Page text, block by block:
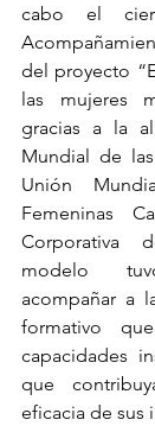
cabo el
del proyecto
las mujeres
gracias a la
Mundial de
Unión
Femeninas
Corporativa
modelo
acompañar a
formativo
capacidades
que
eficacia de sus